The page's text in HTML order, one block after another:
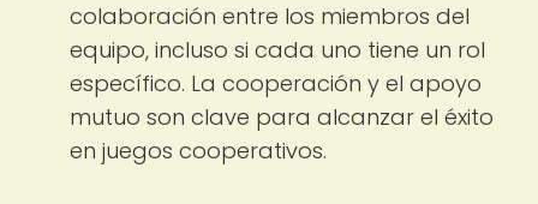
colaboración entre los miembros del
equipo, incluso si cada uno tiene un rol
específico. La cooperación y el apoyo
mutuo son clave para alcanzar el éxito
en juegos cooperativos.